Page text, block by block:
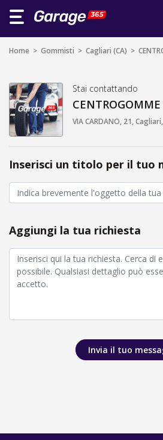
Home > Gommisti > Cagliari (CA) >
Stai contattando
CENTROGOMME
VIA CARDANO, 21,
Inserisci un titolo per il tuo
Aggiungi la tua richiesta
Invia il tuo